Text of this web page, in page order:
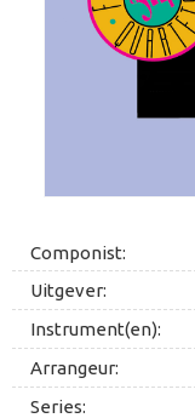
Componist:
Uitgever:
Instrument(en):
Arrangeur:
Series: